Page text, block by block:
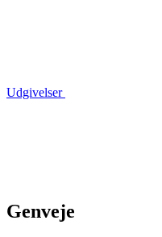
Udgivelser
Genveje